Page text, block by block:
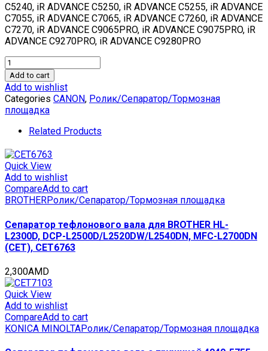
C5240, iR ADVANCE C5250, iR ADVANCE C5255, iR ADVANCE
C7055, iR ADVANCE C7065, iR ADVANCE C7260, iR ADVANCE
C7270, iR ADVANCE C9065PRO, iR ADVANCE C9075PRO, iR
ADVANCE C9270PRO, iR ADVANCE C9280PRO
Комплект
роликов
ADF
FC8-
5577-
FL2-
000,
FB2-
7777-
020
для
iR
ADVANCE
6555i/6565i/6575i
(CET),
CET511039
quantity
Add to cart
Add to wishlist
Categories CANON, Ролик/Сепаратор/Тормозная
площадка
Related Products
Quick View
Add to wishlist
CompareAdd to cart
BROTHERРолик/Сепаратор/Тормозная площадка
Сепаратор тефлонового вала для BROTHER HL-
L2300D, DCP-L2500D/L2520DW/L2540DN, MFC-L2700DN
(CET), CET6763
2,300AMD
Quick View
Add to wishlist
CompareAdd to cart
KONICA MINOLTAРолик/Сепаратор/Тормозная площадка